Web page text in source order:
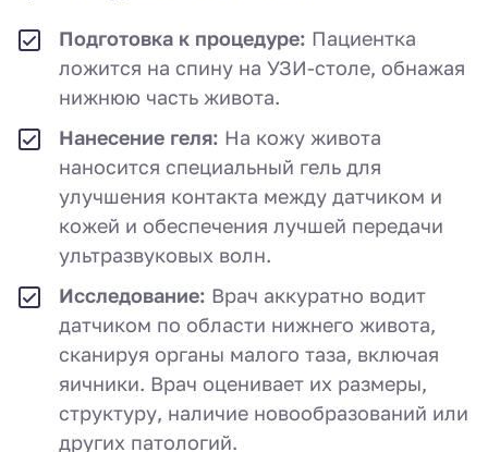
Подготовка к процедуре: Пациентка
ложится на спину на УЗИ-столе, обнажая
нижнюю часть живота.
Нанесение геля: На кожу живота
наносится специальный гель для
улучшения контакта между датчиком и
кожей и обеспечения лучшей передачи
ультразвуковых волн.
Исследование: Врач аккуратно водит
датчиком по области нижнего живота,
сканируя органы малого таза, включая
яичники. Врач оценивает их размеры,
структуру, наличие новообразований или
других патологий.